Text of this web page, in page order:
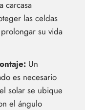
carcasa
las celdas
su vida
Un
es necesario
solar se ubique
el ángulo